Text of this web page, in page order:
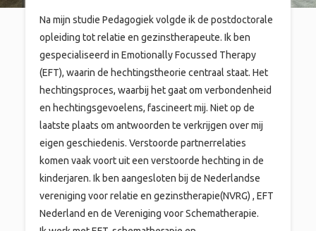
Na mijn studie Pedagogiek volgde ik de postdoctorale
opleiding tot relatie en gezinstherapeute. Ik ben
gespecialiseerd in Emotionally Focussed Therapy
(EFT), waarin de hechtingstheorie centraal staat. Het
hechtingsproces, waarbij het gaat om verbondenheid
en hechtingsgevoelens, fascineert mij. Niet op de
laatste plaats om antwoorden te verkrijgen over mij
eigen geschiedenis. Verstoorde partnerrelaties
komen vaak voort uit een verstoorde hechting in de
kinderjaren. Ik ben aangesloten bij de Nederlandse
vereniging voor relatie en gezinstherapie(NVRG) , EFT
Nederland en de Vereniging voor Schematherapie.